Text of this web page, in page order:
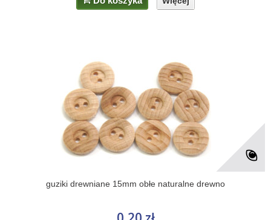
guziki drewniane 15mm obłe naturalne drewno